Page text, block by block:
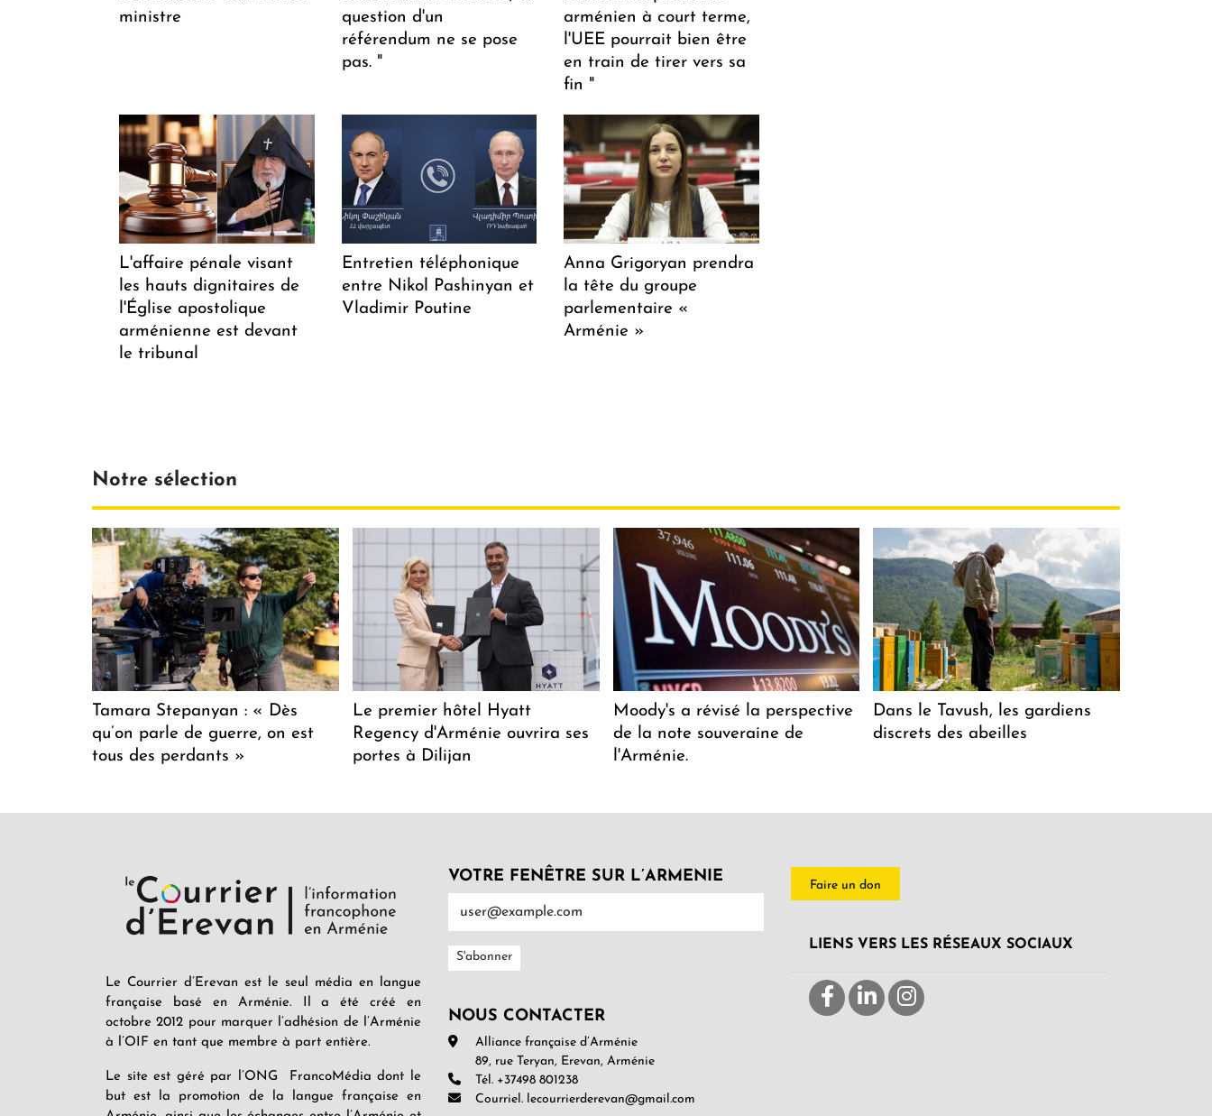
ministre
question d'un
référendum ne se pose
pas. "
arménien à court terme,
l'UEE pourrait bien être
en train de tirer vers sa
fin "
L'affaire pénale visant
les hauts dignitaires de
l'Église apostolique
arménienne est devant
le tribunal
Entretien téléphonique
entre Nikol Pashinyan et
Vladimir Poutine
Anna Grigoryan prendra
la tête du groupe
parlementaire «
Arménie »
Notre sélection
Tamara Stepanyan : « Dès
qu’on parle de guerre, on est
tous des perdants »
Le premier hôtel Hyatt
Regency d'Arménie ouvrira ses
portes à Dilijan
Moody's a révisé la perspective
de la note souveraine de
l'Arménie.
Dans le Tavush, les gardiens
discrets des abeilles
Le Courrier d’Erevan est le seul média en langue
française basé en Arménie. Il a été créé en
octobre 2012 pour marquer l’adhésion de l’Arménie
à l’OIF en tant que membre à part entière.
Le site est géré par l’ONG FrancoMédia dont le
but est la promotion de la langue française en
VOTRE FENÊTRE SUR L’ARMENIE
NOUS CONTACTER
Alliance française d’Arménie
89, rue Teryan, Erevan, Arménie
Tél. +37498 801238
Courriel. lecourrierderevan@gmail.com
Faire un don
LIENS VERS LES RÉSEAUX SOCIAUX